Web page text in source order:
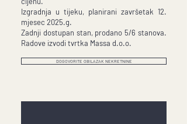
Izgradnja u tijeku, planirani završetak 12.
mjesec 2025.g.
Zadnji dostupan stan, prodano 5/6 stanova.
Radove izvodi tvrtka Massa d.o.o.
DOGOVORITE OBILAZAK NEKRETNINE